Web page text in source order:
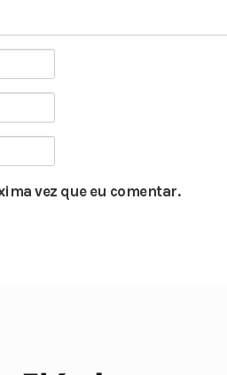
vez que eu comentar.